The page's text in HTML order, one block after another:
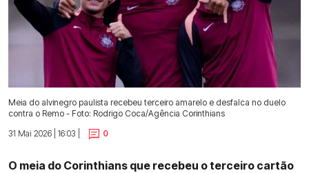
Meia do alvinegro paulista recebeu terceiro amarelo e desfalca no duelo
contra o Remo - Foto: Rodrigo Coca/Agência Corinthians
31 Mai 2026 | 16:03 |
0
O meia do Corinthians que recebeu o terceiro cartão